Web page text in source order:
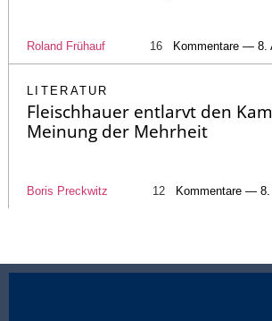
Roland Frühauf 16 Kommentare — 8.
LITERATUR
Fleischhauer entlarvt den
Meinung der Mehrheit
Boris Preckwitz 12 Kommentare —